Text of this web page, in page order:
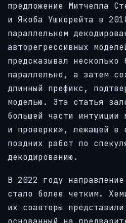
предложение Митчелла
и Якоба Ушкорейта в
параллельном
авторегрессивных
предсказывал несколько
параллельно, а затем
длинный префикс,
моделью. Эта статья
большей части интуиции
и проверки», лежащей в
поздних работ по
декодированию.
В 2022 году направление
стало более четким.
их соавторы